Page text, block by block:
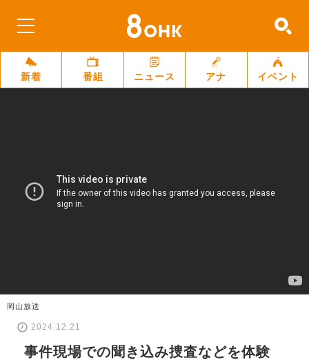
新着 番組 ニュース アナ イベント
岡山放送
2024.12.21
事件現場での聞き込み捜査などを体験